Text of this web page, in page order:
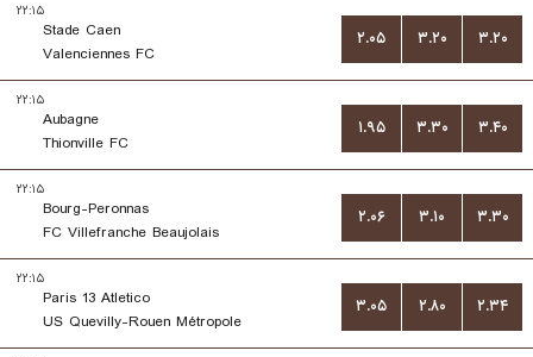
۲۲:۱۵
Stade Caen
Valenciennes FC
۲.۰۵ ۳.۲۰ ۳.۲۰
۲۲:۱۵
Aubagne
Thionville FC
۱.۹۵ ۳.۳۰ ۳.۴۰
۲۲:۱۵
Bourg-Peronnas
FC Villefranche Beaujolais
۲.۰۶ ۳.۱۰ ۳.۳۰
۲۲:۱۵
Paris 13 Atletico
US Quevilly-Rouen Métropole
۳.۰۵ ۲.۸۰ ۲.۳۴